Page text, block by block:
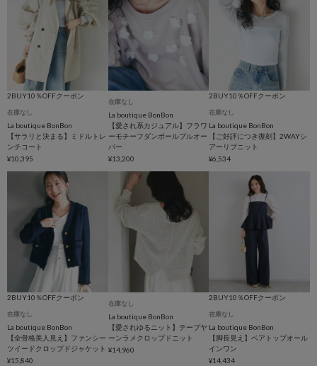
2BUY10％OFFクーポン
在庫なし
La boutique BonBon
【サラリと決まる】ミドルトレ
ンチコート
¥10,395
在庫なし
La boutique BonBon
【愛され系カジュアル】フラワ
ーモチーフダンボールプルオー
バー
¥13,200
2BUY10％OFFクーポン
在庫なし
La boutique BonBon
【ご好評につき復刻】2WAYシ
アーリブニット
¥6,534
2BUY10％OFFクーポン
在庫なし
La boutique BonBon
【全骨格美人見え】ファンシー
ツイードクロップドジャケット
¥15,840
在庫なし
La boutique BonBon
【愛されゆるニット】テープヤ
ーンラメクロップドニット
¥14,960
2BUY10％OFFクーポン
在庫なし
La boutique BonBon
【脚長見え】ベアトップオール
インワン
¥14,434